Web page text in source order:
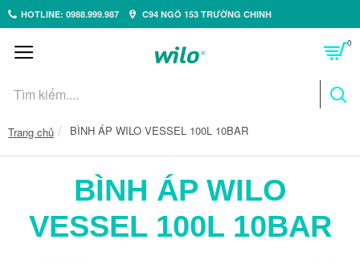
HOTLINE: 0988.999.987 C94 NGÕ 153 TRƯỜNG CHINH
0
Trang chủ BÌNH ÁP WILO VESSEL 100L 10BAR
BÌNH ÁP WILO
VESSEL 100L 10BAR